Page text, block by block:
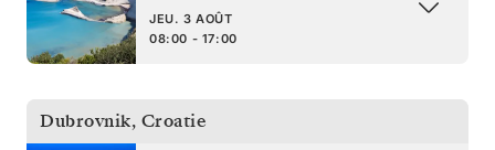
JEU. 3 AOÛT
08:00 - 17:00
Dubrovnik, Croatie